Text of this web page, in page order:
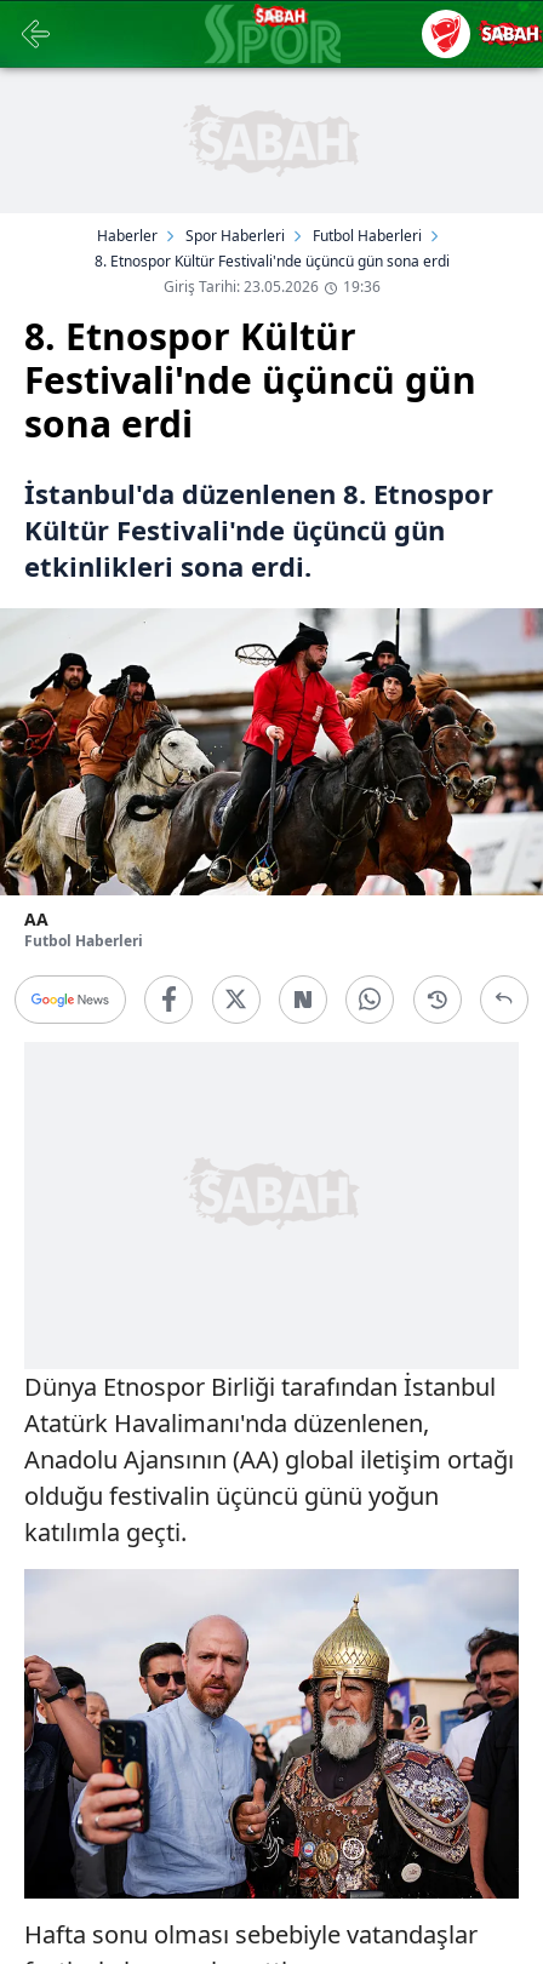
Haberler Spor Haberleri
Futbol Haberleri
8. Etnospor Kültür Festivali'nde üçüncü gün sona erdi
Giriş Tarihi: 23.05.2026
19:36
8. Etnospor Kültür
Festivali'nde üçüncü gün
sona erdi
İstanbul'da düzenlenen 8. Etnospor
Kültür Festivali'nde üçüncü gün
etkinlikleri sona erdi.
AA
Futbol Haberleri
Dünya Etnospor Birliği tarafından İstanbul
Atatürk Havalimanı'nda düzenlenen,
Anadolu Ajansının (AA) global iletişim ortağı
olduğu festivalin üçüncü günü yoğun
katılımla geçti.
Hafta sonu olması sebebiyle vatandaşlar